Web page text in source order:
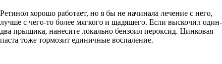
Ретинол хорошо работает, но я бы не начинала лечение с него,
лучше с чего-то более мягкого и щадящего. Если выскочил один-
два прыщика, нанесите локально бензоил пероксид. Цинковая
паста тоже тормозит единичные воспаление.